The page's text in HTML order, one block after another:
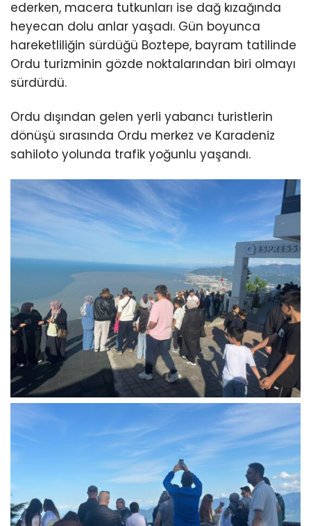
ederken, macera tutkunları ise dağ kızağında
heyecan dolu anlar yaşadı. Gün boyunca
hareketliliğin sürdüğü Boztepe, bayram tatilinde
Ordu turizminin gözde noktalarından biri olmayı
sürdürdü.
Ordu dışından gelen yerli yabancı turistlerin
dönüşü sırasında Ordu merkez ve Karadeniz
sahiloto yolunda trafik yoğunlu yaşandı.